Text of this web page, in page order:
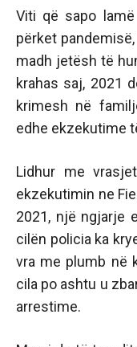
Viti që sapo
përket
madh jetësh të
krahas saj, 2021
krimesh në
edhe ekzekutime
Lidhur me
ekzekutimin ne
2021, një ngjarje
cilën policia ka
vra me plumb në
cila po ashtu u
arrestime.